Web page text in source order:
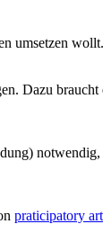
umsetzen wollt.
Dazu
praticipatory